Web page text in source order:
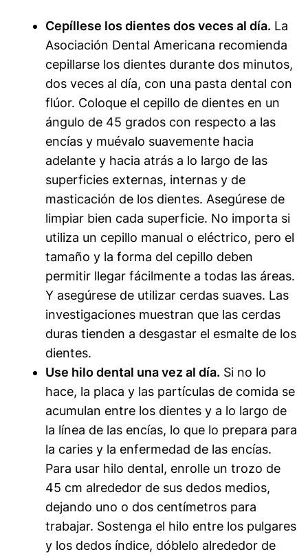
Cepíllese los dientes dos veces al día. La
Asociación Dental Americana recomienda
cepillarse los dientes durante dos minutos,
dos veces al día, con una pasta dental con
flúor. Coloque el cepillo de dientes en un
ángulo de 45 grados con respecto a las
encías y muévalo suavemente hacia
adelante y hacia atrás a lo largo de las
superficies externas, internas y de
masticación de los dientes. Asegúrese de
limpiar bien cada superficie. No importa si
utiliza un cepillo manual o eléctrico, pero el
tamaño y la forma del cepillo deben
permitir llegar fácilmente a todas las áreas.
Y asegúrese de utilizar cerdas suaves. Las
investigaciones muestran que las cerdas
duras tienden a desgastar el esmalte de los
dientes.
Use hilo dental una vez al día. Si no lo
hace, la placa y las partículas de comida se
acumulan entre los dientes y a lo largo de
la línea de las encías, lo que lo prepara para
la caries y la enfermedad de las encías.
Para usar hilo dental, enrolle un trozo de
45 cm alrededor de sus dedos medios,
dejando uno o dos centímetros para
trabajar. Sostenga el hilo entre los pulgares
y los dedos índice, dóblelo alrededor de